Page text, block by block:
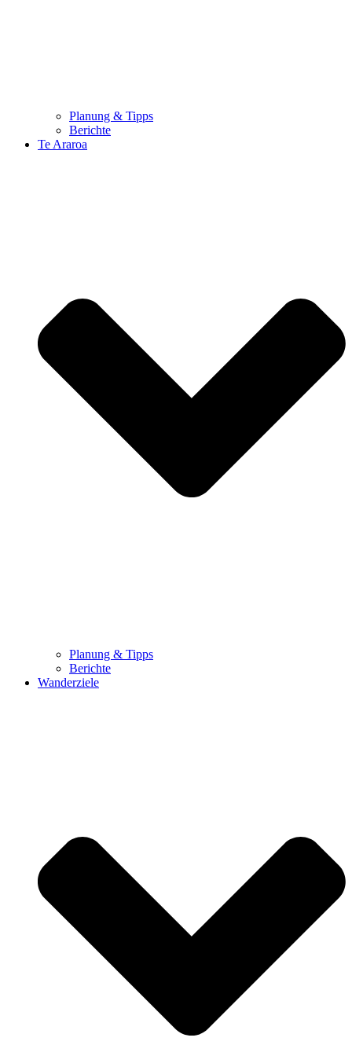
Planung & Tipps
Berichte
Te Araroa
Planung & Tipps
Berichte
Wanderziele